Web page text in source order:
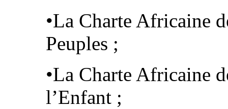
•La Charte Africaine
Peuples ;
•La Charte Africaine
l’Enfant ;